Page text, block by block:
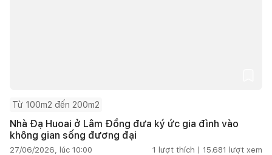
Từ 100m2 đến 200m2
Nhà Đạ Huoai ở Lâm Đồng đưa ký ức gia đình vào
không gian sống đương đại
27/06/2026, lúc 10:00 1 lượt thích | 15.681 lượt xem